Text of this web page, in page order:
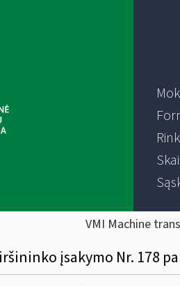
VMI Machine
įsakymo Nr. 178